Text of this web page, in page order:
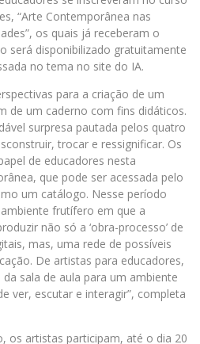
“Arte Contemporânea nas
os quais já receberam o
será disponibilizado gratuitamente
no tema no site do IA.
para a criação de um
de um caderno com fins didáticos.
surpresa pautada pelos quatro
trocar e ressignificar. Os
de educadores nesta
que pode ser acessada pelo
um catálogo. Nesse período
frutífero em que a
não só a ‘obra-processo’ de
mas, uma rede de possíveis
De artistas para educadores,
sala de aula para um ambiente
ver, escutar e interagir”, completa
os artistas participam, até o dia 20